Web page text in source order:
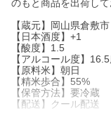
のもと商品を出荷して
【蔵元】岡山県倉敷
【日本酒度】+1
【酸度】1.5
【アルコール度】
【原料米】朝日
【精米歩合】55%
【保管方法】要冷蔵
【配送】クール配送